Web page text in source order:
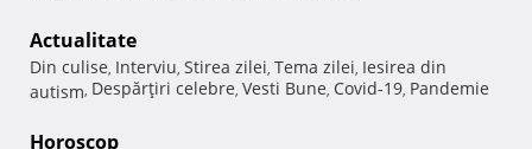
Actualitate
Din culise, Interviu, Stirea zilei, Tema zilei, Iesirea din
autism, Despărţiri celebre, Vesti Bune, Covid-19, Pandemie
Horoscop